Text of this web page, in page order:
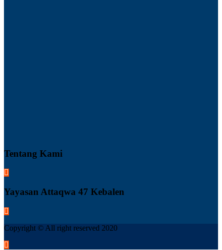
Tentang Kami
Yayasan Attaqwa 47 Kebalen
Copyright © All right reserved 2020